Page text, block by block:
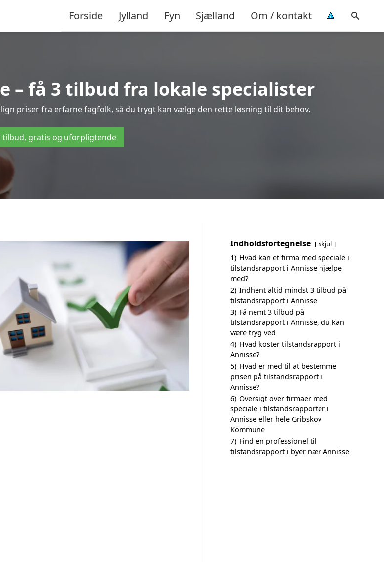
Forside Jylland Fyn Sjælland Om / kontakt
– få 3 tilbud fra lokale specialister
priser fra erfarne fagfolk, så du trygt kan vælge den rette løsning til dit behov.
tilbud, gratis og uforpligtende
Indholdsfortegnelse skjul
1) Hvad kan et firma med speciale i
tilstandsrapport i Annisse hjælpe
med?
2) Indhent altid mindst 3 tilbud på
tilstandsrapport i Annisse
3) Få nemt 3 tilbud på
tilstandsrapport i Annisse, du kan
være tryg ved
4) Hvad koster tilstandsrapport i
Annisse?
5) Hvad er med til at bestemme
prisen på tilstandsrapport i
Annisse?
6) Oversigt over firmaer med
speciale i tilstandsrapporter i
Annisse eller hele Gribskov
Kommune
7) Find en professionel til
tilstandsrapport i byer nær Annisse